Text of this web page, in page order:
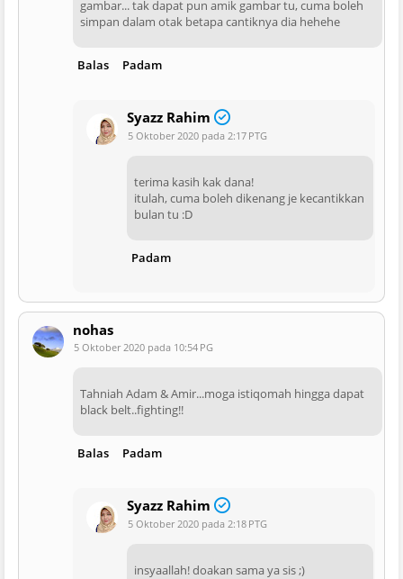
gambar... tak dapat pun amik gambar tu, cuma boleh
simpan dalam otak betapa cantiknya dia hehehe
Balas Padam
Syazz Rahim
5 Oktober 2020 pada 2:17 PTG
terima kasih kak dana!
itulah, cuma boleh dikenang je kecantikkan
bulan tu :D
Padam
nohas
5 Oktober 2020 pada 10:54 PG
Tahniah Adam & Amir...moga istiqomah hingga dapat
black belt..fighting!!
Balas Padam
Syazz Rahim
5 Oktober 2020 pada 2:18 PTG
insyaallah! doakan sama ya sis ;)